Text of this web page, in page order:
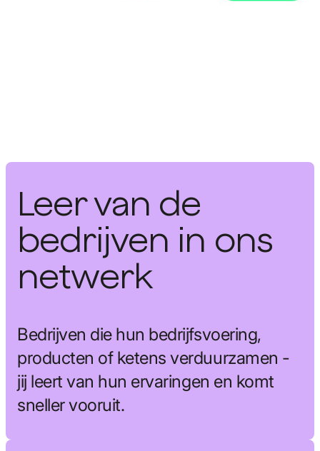
Leer van de
bedrijven in ons
netwerk
Bedrijven die hun bedrijfsvoering,
producten of ketens verduurzamen -
jij leert van hun ervaringen en komt
sneller vooruit.